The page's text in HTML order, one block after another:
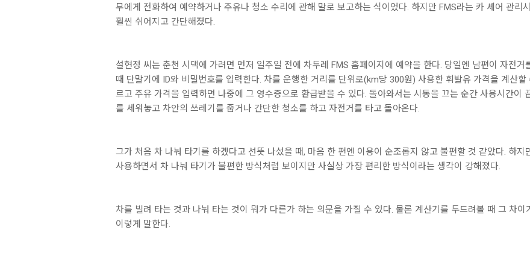
무에게 전화하여 예약하거나 주유나 청소 수리에 관해 말로 보고하는 식이었다. 하지만 FMS라는 카 셰어 관리
훨씬 쉬어지고 간단해졌다.
설현정 씨는 춘천 시댁에 가려면 먼저 일주일 전에 차두레 FMS 홈페이지에 예약을 한다. 당일엔 남편이 자전
때 단말기에 ID와 비밀번호를 입력한다. 차를 운행한 거리를 단위로(km당 300원) 사용한 휘발유 가격을 계산
르고 주유 가격을 입력하면 나중에 그 영수증으로 환급받을 수 있다. 돌아와서는 시동을 끄는 순간 사용시간이
를 세워놓고 차안의 쓰레기를 줍거나 간단한 청소를 하고 자전거를 타고 돌아온다.
그가 처음 차 나눠 타기를 하겠다고 선뜻 나섰을 때, 마음 한 편엔 이용이 순조롭지 않고 불편할 것 같았다. 하
사용하면서 차 나눠 타기가 불편한 방식처럼 보이지만 사실상 가장 편리한 방식이라는 생각이 강해졌다.
차를 빌려 타는 것과 나눠 타는 것이 뭐가 다른가 하는 의문을 가질 수 있다. 물론 계산기를 두드려볼 때 그 차
이렇게 말한다.